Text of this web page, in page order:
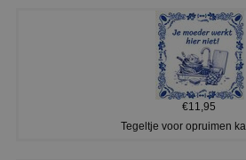
€11,95
Tegeltje voor opruimen